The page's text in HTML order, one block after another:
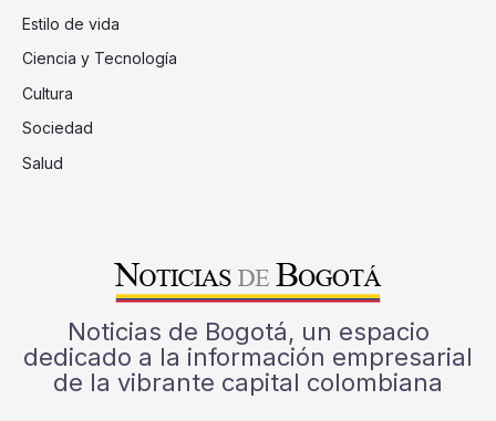
Estilo de vida
Ciencia y Tecnología
Cultura
Sociedad
Salud
Noticias de Bogotá, un espacio
dedicado a la información empresarial
de la vibrante capital colombiana